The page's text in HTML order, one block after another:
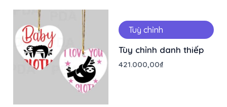
Tuỳ chỉnh
Tùy chỉnh danh thiếp
421.000,00₫